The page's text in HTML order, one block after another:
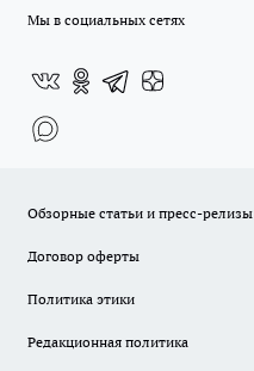
Мы в социальных сетях
Обзорные статьи и пресс-релизы
Договор оферты
Политика этики
Редакционная политика